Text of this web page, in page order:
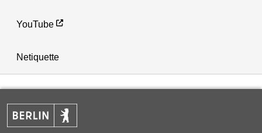
YouTube
Netiquette